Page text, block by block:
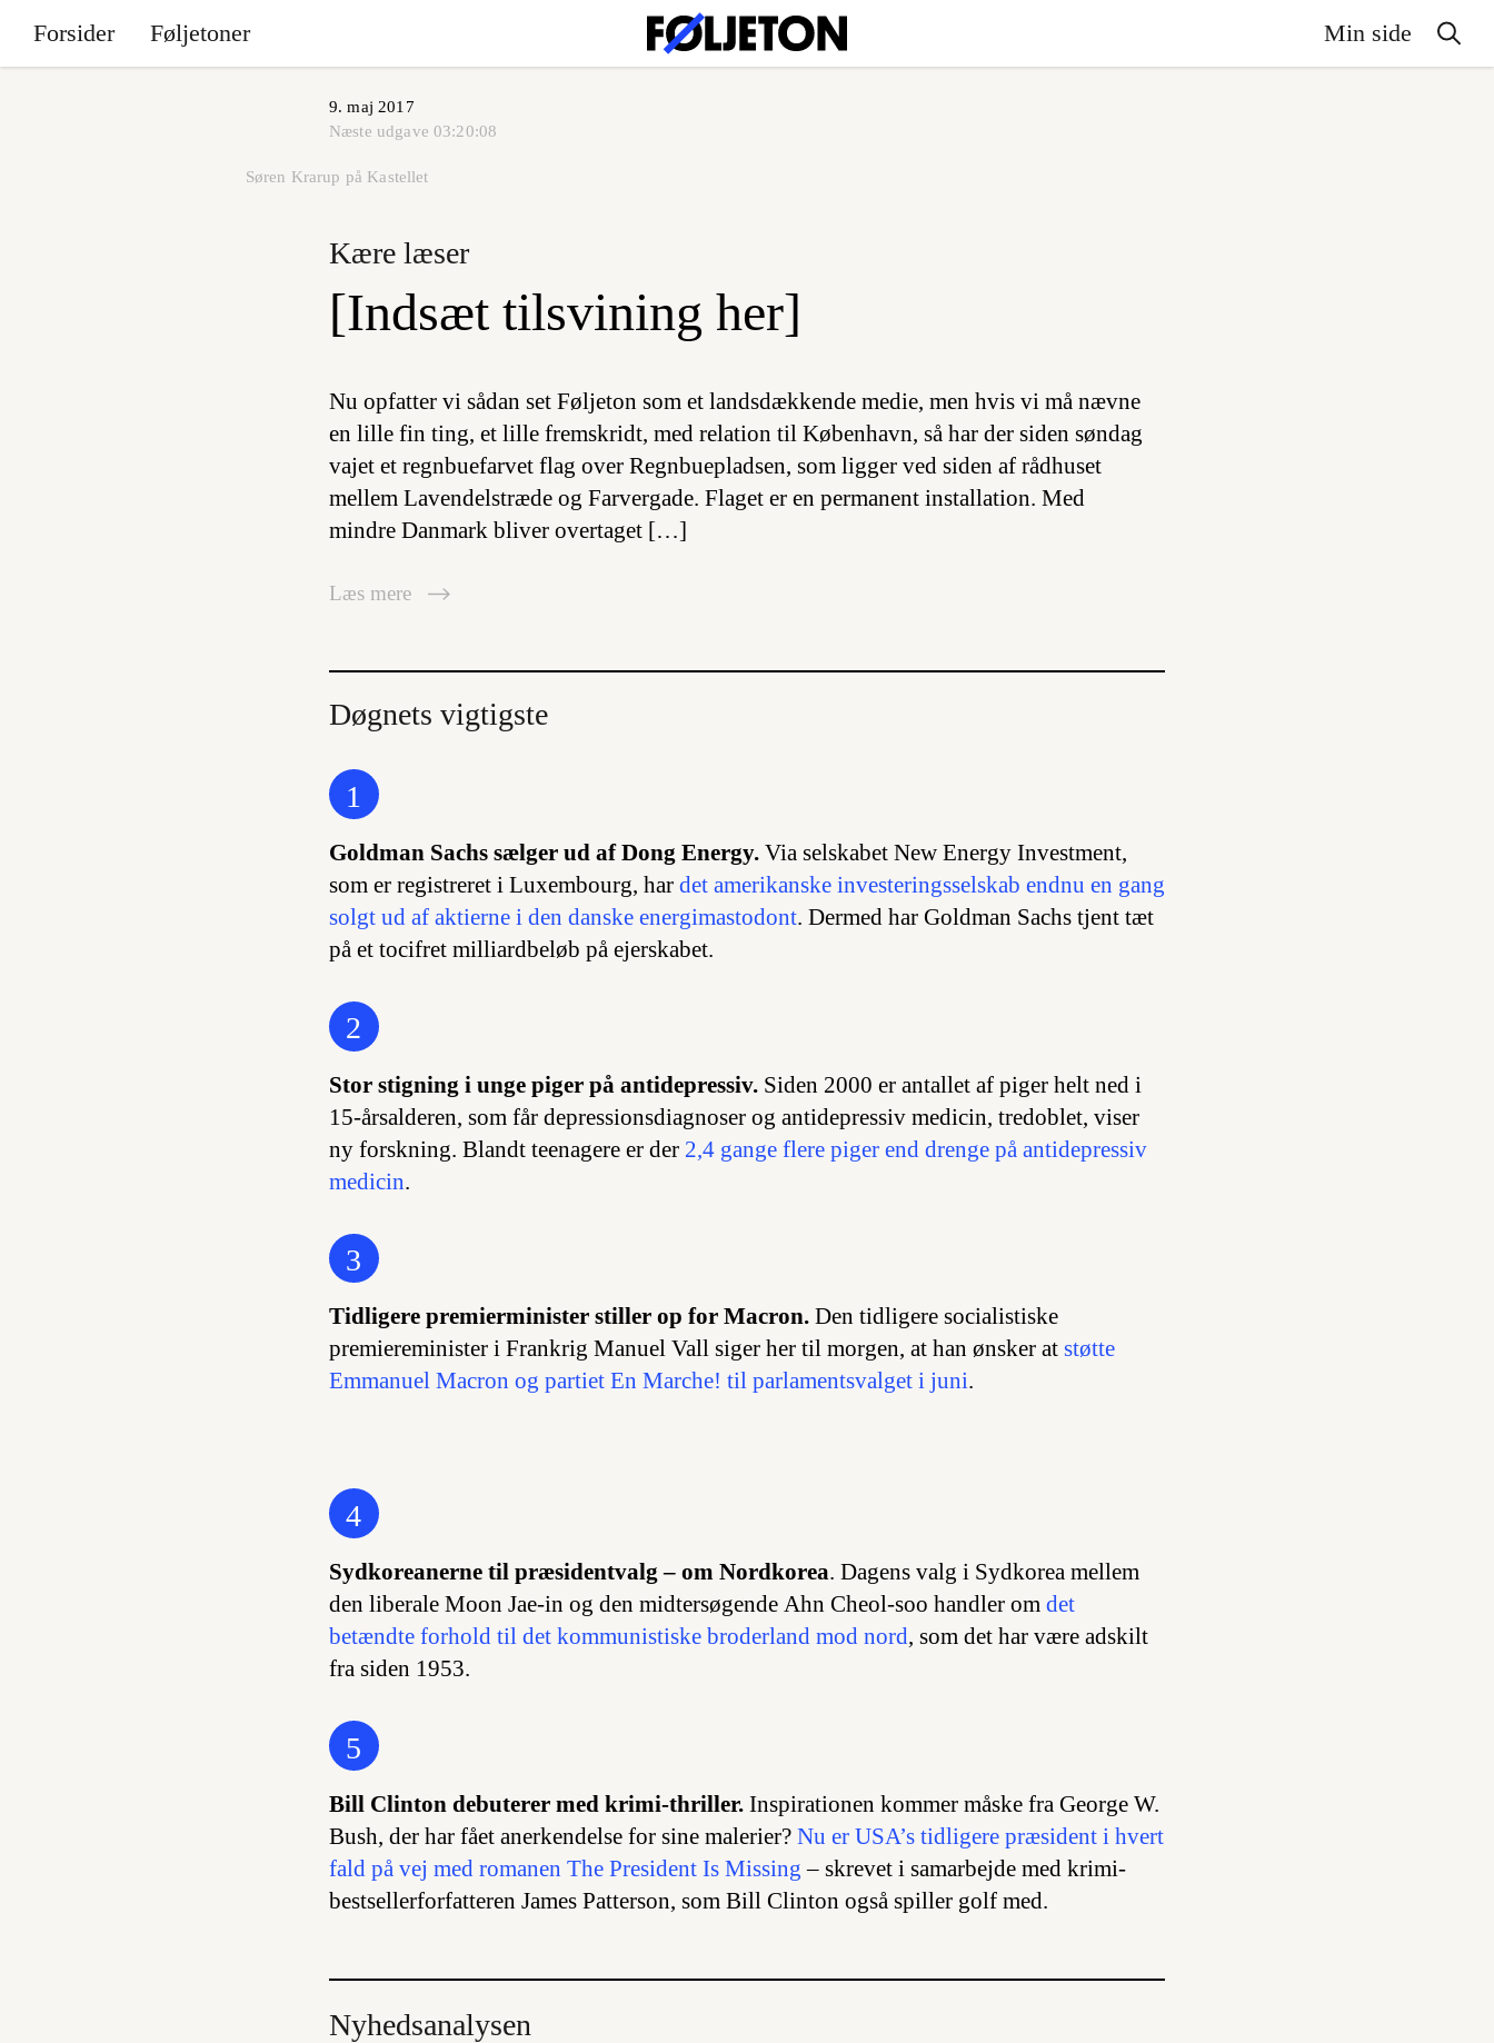
Forsider Føljetoner Min side
9. maj 2017
Næste udgave 03:20:08
Søren Krarup på Kastellet
Kære læser
[Indsæt tilsvining her]
Nu opfatter vi sådan set Føljeton som et landsdækkende medie, men hvis vi må nævne
en lille fin ting, et lille fremskridt, med relation til København, så har der siden søndag
vajet et regnbuefarvet flag over Regnbuepladsen, som ligger ved siden af rådhuset
mellem Lavendelstræde og Farvergade. Flaget er en permanent installation. Med
mindre Danmark bliver overtaget […]
Læs mere
Døgnets vigtigste
1
Goldman Sachs sælger ud af Dong Energy. Via selskabet New Energy Investment,
som er registreret i Luxembourg, har det amerikanske investeringsselskab endnu en gang
solgt ud af aktierne i den danske energimastodont. Dermed har Goldman Sachs tjent tæt
på et tocifret milliardbeløb på ejerskabet.
2
Stor stigning i unge piger på antidepressiv. Siden 2000 er antallet af piger helt ned i
15-årsalderen, som får depressionsdiagnoser og antidepressiv medicin, tredoblet, viser
ny forskning. Blandt teenagere er der 2,4 gange flere piger end drenge på antidepressiv
medicin.
3
Tidligere premierminister stiller op for Macron. Den tidligere socialistiske
premiereminister i Frankrig Manuel Vall siger her til morgen, at han ønsker at støtte
Emmanuel Macron og partiet En Marche! til parlamentsvalget i juni.
4
Sydkoreanerne til præsidentvalg – om Nordkorea. Dagens valg i Sydkorea mellem
den liberale Moon Jae-in og den midtersøgende Ahn Cheol-soo handler om det
betændte forhold til det kommunistiske broderland mod nord, som det har være adskilt
fra siden 1953.
5
Bill Clinton debuterer med krimi-thriller. Inspirationen kommer måske fra George W.
Bush, der har fået anerkendelse for sine malerier? Nu er USA’s tidligere præsident i hvert
fald på vej med romanen The President Is Missing – skrevet i samarbejde med krimi-
bestsellerforfatteren James Patterson, som Bill Clinton også spiller golf med.
Nyhedsanalysen